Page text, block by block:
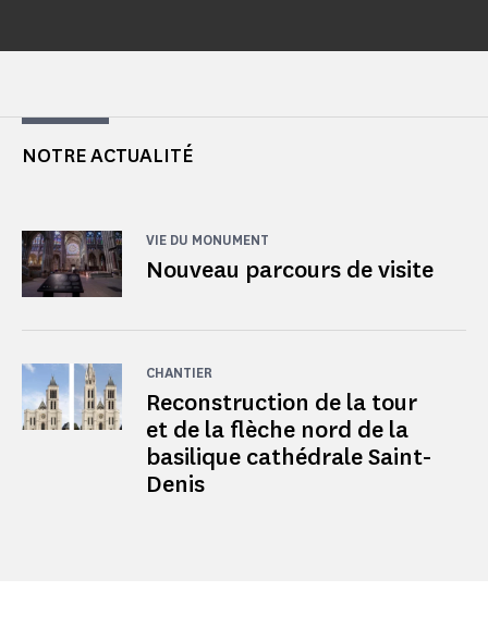
NOTRE ACTUALITÉ
Nouveau parcours de visite
VIE DU MONUMENT
Reconstruction de la tour
et de la flèche nord de la
basilique cathédrale Saint-
Denis
CHANTIER